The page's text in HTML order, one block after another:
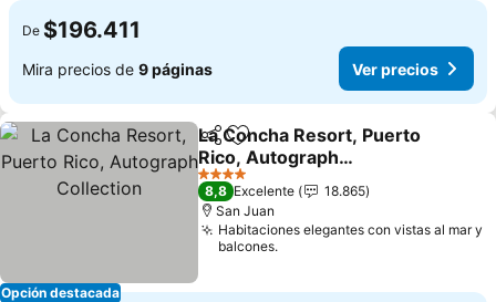
De $196.411
Mira precios de 9 páginas Ver precios
Opción destacada
CompartirAgregar a favoritos
La Concha Resort, Puerto
Rico, Autograph
Collection
Ver precios
4 Estrellas
8,8 Excelente
18.865
San Juan
Habitaciones elegantes con vistas al mar y
balcones.